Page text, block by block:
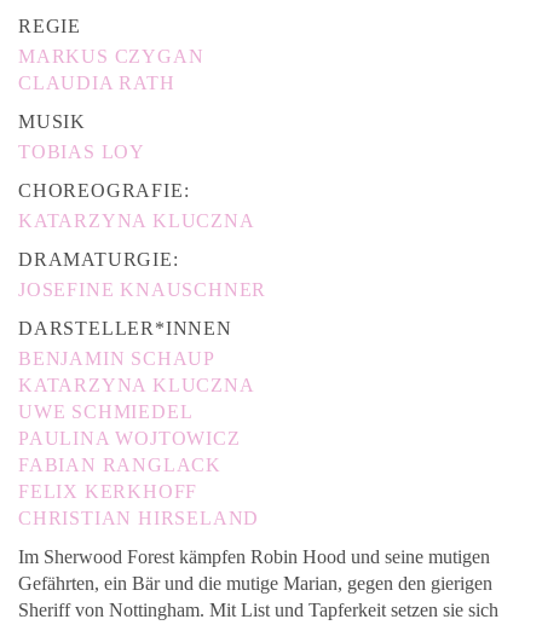
REGIE
MARKUS CZYGAN
CLAUDIA RATH
MUSIK
TOBIAS LOY
CHOREOGRAFIE:
KATARZYNA KLUCZNA
DRAMATURGIE:
JOSEFINE KNAUSCHNER
DARSTELLER*INNEN
BENJAMIN SCHAUP
KATARZYNA KLUCZNA
UWE SCHMIEDEL
PAULINA WOJTOWICZ
FABIAN RANGLACK
FELIX KERKHOFF
CHRISTIAN HIRSELAND
Im Sherwood Forest kämpfen Robin Hood und seine mutigen
Gefährten, ein Bär und die mutige Marian, gegen den gierigen
Sheriff von Nottingham. Mit List und Tapferkeit setzen sie sich